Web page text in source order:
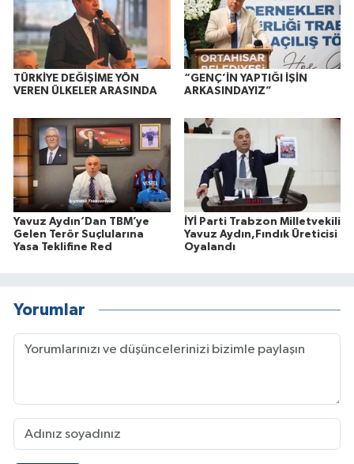
TÜRKİYE DEĞİŞİME YÖN
VEREN ÜLKELER ARASINDA
“GENÇ’İN YAPTIĞI İŞİN
ARKASINDAYIZ”
Yavuz Aydın‘Dan TBM’ye
Gelen Terör Suçlularına
Yasa Teklifine Red
İYİ Parti Trabzon Milletvekili
Yavuz Aydın,Fındık Üreticisi
Oyalandı
Yorumlar